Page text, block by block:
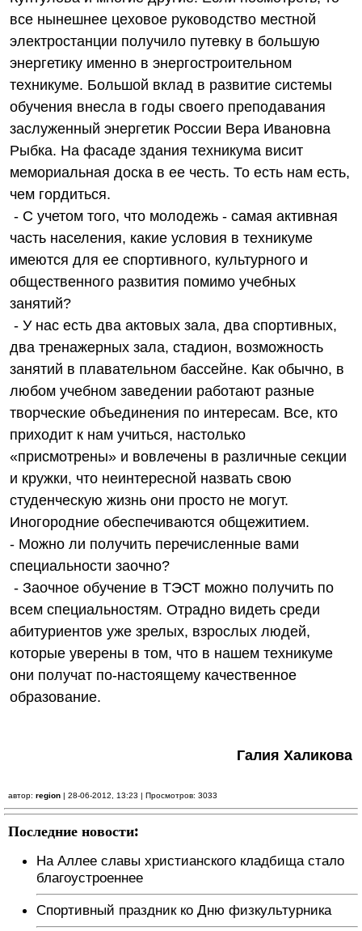
все нынешнее цеховое руководство местной
электростанции получило путевку в большую
энергетику именно в энергостроительном
техникуме. Большой вклад в развитие системы
обучения внесла в годы своего преподавания
заслуженный энергетик России Вера Ивановна
Рыбка. На фасаде здания техникума висит
мемориальная доска в ее честь. То есть нам есть,
чем гордиться.
- С учетом того, что молодежь - самая активная
часть населения, какие условия в техникуме
имеются для ее спортивного, культурного и
общественного развития помимо учебных
занятий?
- У нас есть два актовых зала, два спортивных,
два тренажерных зала, стадион, возможность
занятий в плавательном бассейне. Как обычно, в
любом учебном заведении работают разные
творческие объединения по интересам. Все, кто
приходит к нам учиться, настолько
«присмотрены» и вовлечены в различные секции
и кружки, что неинтересной назвать свою
студенческую жизнь они просто не могут.
Иногородние обеспечиваются общежитием.
- Можно ли получить перечисленные вами
специальности заочно?
- Заочное обучение в ТЭСТ можно получить по
всем специальностям. Отрадно видеть среди
абитуриентов уже зрелых, взрослых людей,
которые уверены в том, что в нашем техникуме
они получат по-настоящему качественное
образование.
Галия Халикова
автор: region | 28-06-2012, 13:23 | Просмотров: 3033
Последние новости:
На Аллее славы христианского кладбища стало
благоустроеннее
Спортивный праздник ко Дню физкультурника